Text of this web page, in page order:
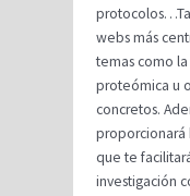
webs más
temas como
proteómica u
concretos.
proporcionará
que te
investigación